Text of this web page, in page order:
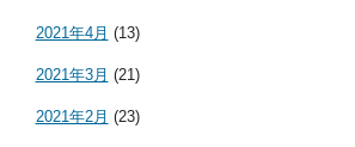
2021年4月 (13)
2021年3月 (21)
2021年2月 (23)